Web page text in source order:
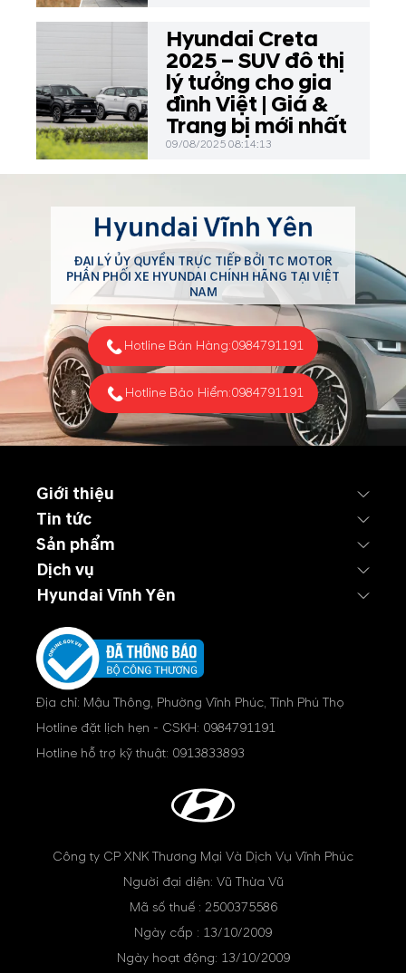
Hyundai Creta
2025 – SUV đô thị
lý tưởng cho gia
đình Việt | Giá &
Trang bị mới nhất
09/08/2025 08:14:13
Hyundai Vĩnh Yên
ĐẠI LÝ ỦY QUYỀN TRỰC TIẾP BỞI TC MOTOR
PHÂN PHỐI XE HYUNDAI CHÍNH HÃNG TẠI VIỆT
NAM
Hotline Bán Hàng:0984791191
Hotline Bảo Hiểm:0984791191
Giới thiệu
Tin tức
Sản phẩm
Dịch vụ
Hyundai Vĩnh Yên
Địa chỉ: Mậu Thông, Phường Vĩnh Phúc, Tỉnh Phú Thọ
Hotline đặt lịch hẹn - CSKH: 0984791191
Hotline hỗ trợ kỹ thuật: 0913833893
Công ty CP XNK Thương Mại Và Dịch Vụ Vĩnh Phúc
Người đại diện: Vũ Thừa Vũ
Mã số thuế : 2500375586
Ngày cấp : 13/10/2009
Ngày hoạt động: 13/10/2009